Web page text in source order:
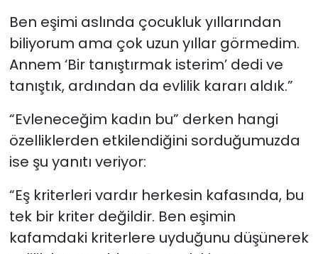
Ben eşimi aslında çocukluk yıllarından
biliyorum ama çok uzun yıllar görmedim.
Annem ‘Bir tanıştırmak isterim’ dedi ve
tanıştık, ardından da evlilik kararı aldık.”
“Evleneceğim kadın bu” derken hangi
özelliklerden etkilendiğini sorduğumuzda
ise şu yanıtı veriyor:
“Eş kriterleri vardır herkesin kafasında, bu
tek bir kriter değildir. Ben eşimin
kafamdaki kriterlere uyduğunu düşünerek